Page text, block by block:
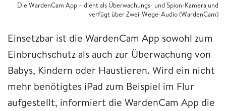
Die WardenCam App – dient als Überwachungs- und Spion-Kamera und
verfügt über Zwei-Wege-Audio (WardenCam)
Einsetzbar ist die WardenCam App sowohl zum
Einbruchschutz als auch zur Überwachung von
Babys, Kindern oder Haustieren. Wird ein nicht
mehr benötigtes iPad zum Beispiel im Flur
aufgestellt, informiert die WardenCam App die